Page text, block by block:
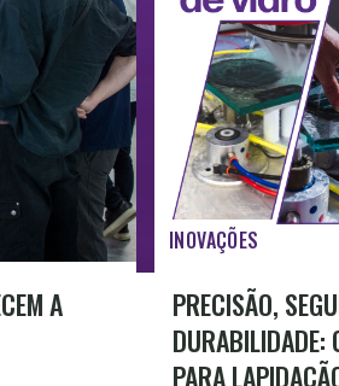
A
INOVAÇÕES
PRECISÃO,
DURABILIDADE:
PARA